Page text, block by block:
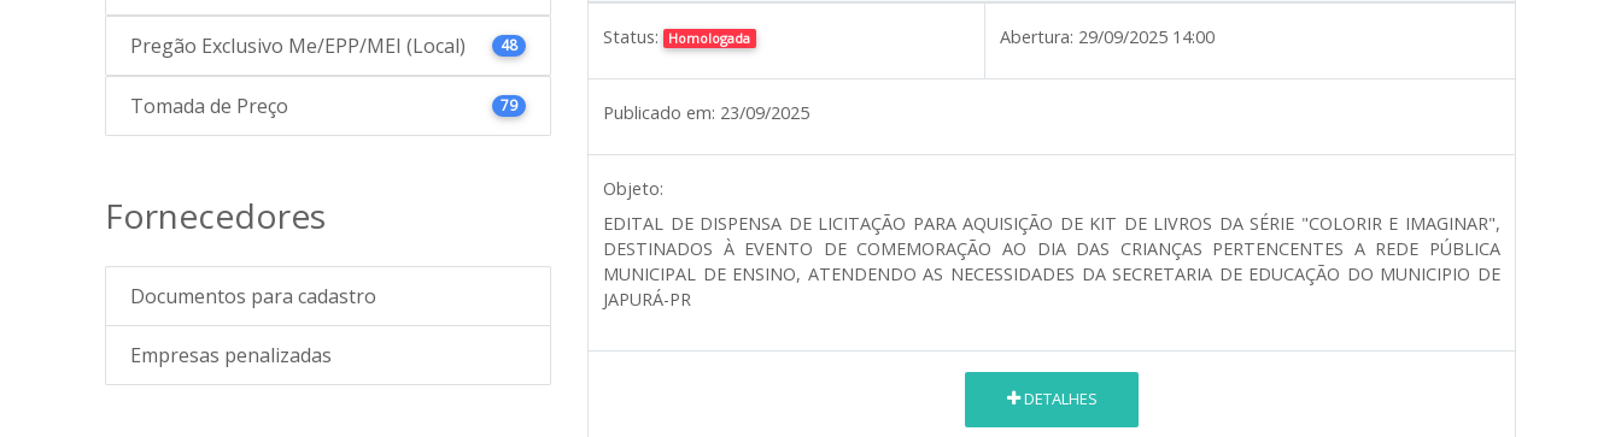
Pregão Exclusivo Me/EPP/MEI (Local) 48
Tomada de Preço 79
Fornecedores
Documentos para cadastro
Empresas penalizadas
Status: Homologada Abertura: 29/09/2025 14:00
Publicado em: 23/09/2025
Objeto:
EDITAL DE DISPENSA DE LICITAÇÃO PARA AQUISIÇÃO DE KIT DE LIVROS DA SÉRIE "COLORIR E IMAGINAR",
DESTINADOS À EVENTO DE COMEMORAÇÃO AO DIA DAS CRIANÇAS PERTENCENTES A REDE PÚBLICA
MUNICIPAL DE ENSINO, ATENDENDO AS NECESSIDADES DA SECRETARIA DE EDUCAÇÃO DO MUNICIPIO DE
JAPURÁ-PR
DETALHES